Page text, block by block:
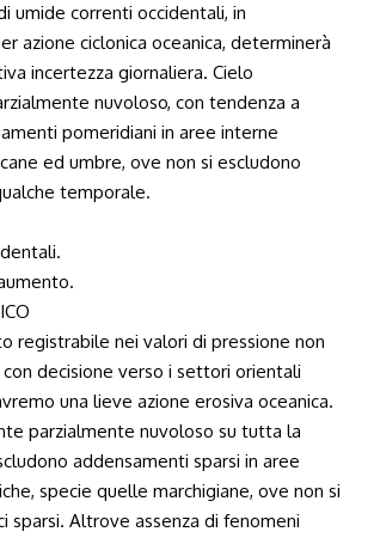
umide correnti occidentali, in
azione ciclonica oceanica, determinerà
incertezza giornaliera. Cielo
nuvoloso, con tendenza a
pomeridiani in aree interne
ed umbre, ove non si escludono
temporale.
registrabile nei valori di pressione non
con decisione verso i settori orientali
una lieve azione erosiva oceanica.
parzialmente nuvoloso su tutta la
addensamenti sparsi in aree
specie quelle marchigiane, ove non si
sparsi. Altrove assenza di fenomeni